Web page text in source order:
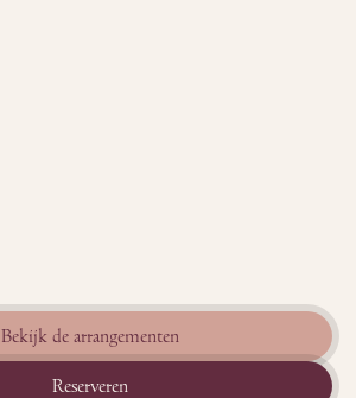
Bekijk de arrangementen
Reserveren